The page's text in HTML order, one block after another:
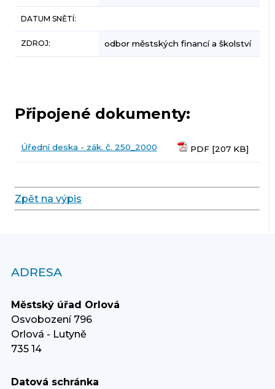
DATUM SNĚTÍ:
ZDROJ: odbor městských financí a školství
Připojené dokumenty:
Úřední deska - zák. č. 250_2000 PDF [207 KB]
Zpět na výpis
ADRESA
Městský úřad Orlová
Osvobození 796
Orlová - Lutyně
735 14
Datová schránka